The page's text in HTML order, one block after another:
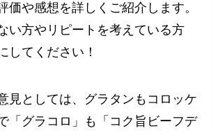
価や感想を詳しくご紹介します。
い方やリピートを考えている方
してください！
見としては、グラタンもコロッケ
「グラコロ」も「コク旨ビーフデ